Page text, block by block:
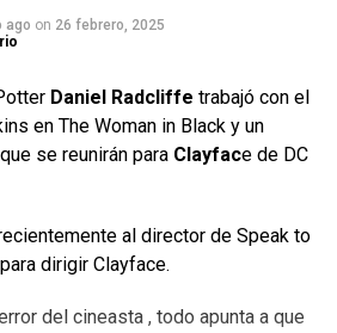
ago on 26 febrero, 2025
Daniel Radcliffe trabajó con el
en The Woman in Black y un
se reunirán para Clayface de DC
al director de Speak to
dirigir Clayface.
del cineasta , todo apunta a que